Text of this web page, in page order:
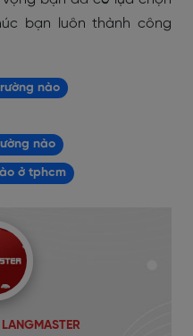
bạn luôn thành công
nào
nào
ở tphcm